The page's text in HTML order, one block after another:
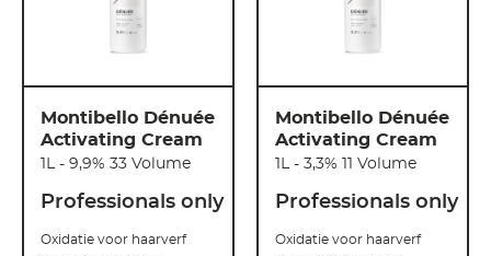
Montibello Dénuée
Activating Cream
1L - 9,9% 33 Volume
Professionals only
Oxidatie voor haarverf
Montibello Dénuée
Activating Cream
1L - 3,3% 11 Volume
Professionals only
Oxidatie voor haarverf